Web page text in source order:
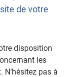
de votre
disposition
les
N’hésitez pas à